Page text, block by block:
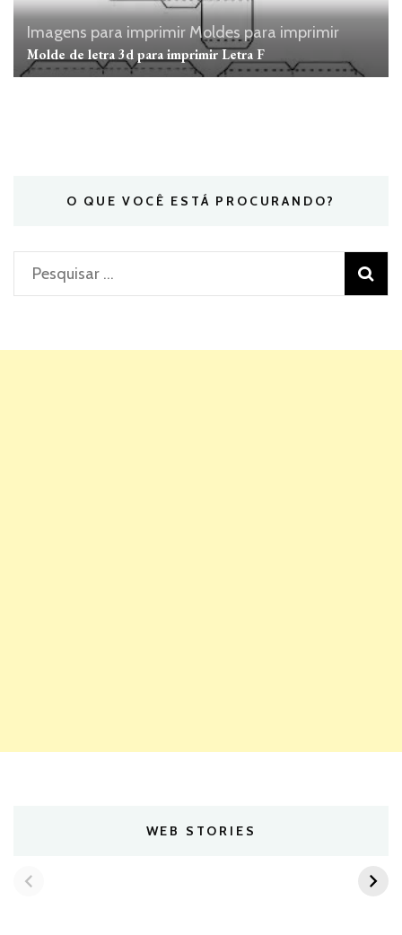
Imagens para imprimir Moldes para imprimir
Molde de letra 3d para imprimir Letra F
O QUE VOCÊ ESTÁ PROCURANDO?
Pesquisar
por:
WEB STORIES